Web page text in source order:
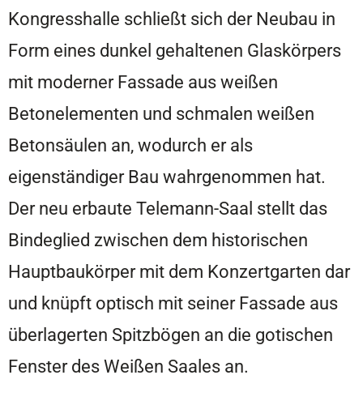
Kongresshalle schließt sich der Neubau in
Form eines dunkel gehaltenen Glaskörpers
mit moderner Fassade aus weißen
Betonelementen und schmalen weißen
Betonsäulen an, wodurch er als
eigenständiger Bau wahrgenommen hat.
Der neu erbaute Telemann-Saal stellt das
Bindeglied zwischen dem historischen
Hauptbaukörper mit dem Konzertgarten dar
und knüpft optisch mit seiner Fassade aus
überlagerten Spitzbögen an die gotischen
Fenster des Weißen Saales an.